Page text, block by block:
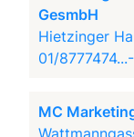
GesmbH
Hietzinger
01/
MC